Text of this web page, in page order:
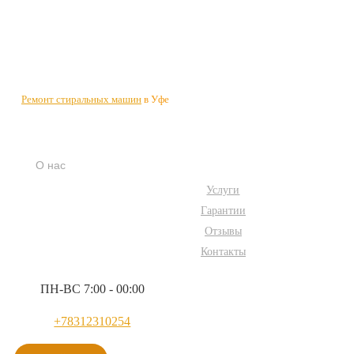
Ремонт стиральных машин в Уфе
О нас
Услуги
Гарантии
Отзывы
Контакты
ПН-ВС 7:00 - 00:00
+78312310254